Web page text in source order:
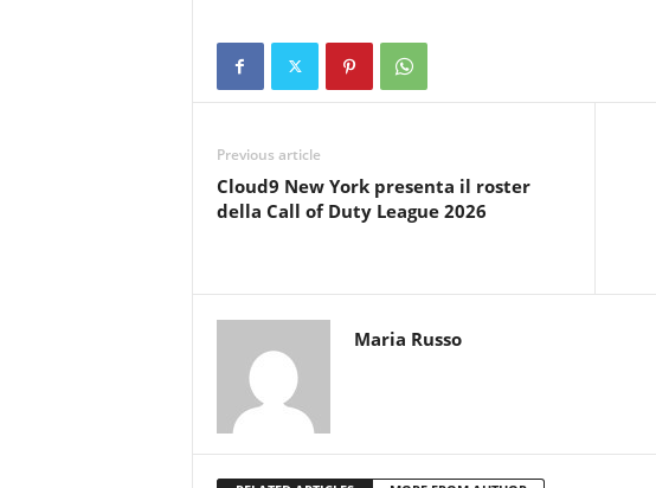
Previous article
Cloud9 New York presenta il roster
della Call of Duty League 2026
Maria Russo